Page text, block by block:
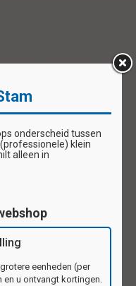
onderscheid tussen
klein
alleen in
eenheden (per
u ontvangt kortingen.